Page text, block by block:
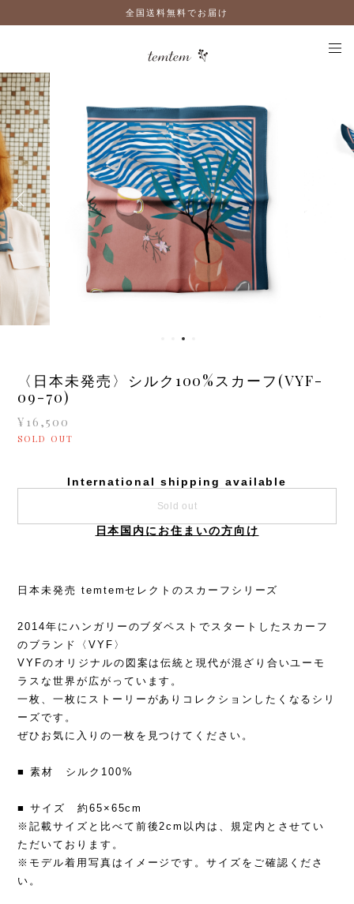
全国送料無料でお届け
〈日本未発売〉シルク100%スカーフ(VYF-
09-70)
¥16,500
SOLD OUT
International shipping available
Sold out
日本国内にお住まいの方向け
日本未発売 temtemセレクトのスカーフシリーズ
2014年にハンガリーのブダペストでスタートしたスカーフ
のブランド〈VYF〉
VYFのオリジナルの図案は伝統と現代が混ざり合いユーモ
ラスな世界が広がっています。
一枚、一枚にストーリーがありコレクションしたくなるシリ
ーズです。
ぜひお気に入りの一枚を見つけてください。
■ 素材 シルク100%
■ サイズ 約65×65cm
※記載サイズと比べて前後2cm以内は、規定内とさせてい
ただいております。
※モデル着用写真はイメージです。サイズをご確認くださ
い。